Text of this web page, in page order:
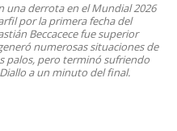
una derrota en el Mundial 2026
por la primera fecha del
Beccacece fue superior
numerosas situaciones de
palos, pero terminó sufriendo
a un minuto del final.